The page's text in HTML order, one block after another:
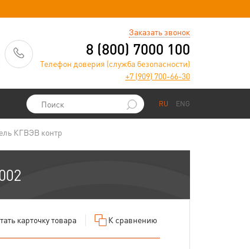
Заказать звонок
8 (800) 7000 100
Телефон доверия (служба безопасности)
+7 (909) 700-66-30
RU ENG
КГВЭВ контр
карточку товара К сравнению